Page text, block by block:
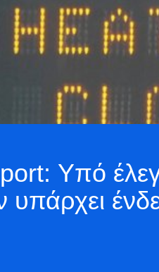
Υπό
υπάρχει